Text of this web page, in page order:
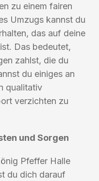
zu einem fairen
Umzugs kannst du
das auf deine
Das bedeutet,
zahlst, die du
du einiges an
qualitativ
verzichten zu
und Sorgen
Pfeffer Halle
du dich darauf